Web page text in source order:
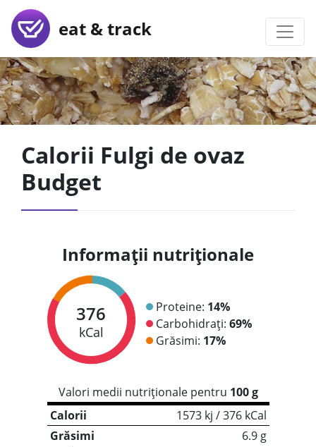
eat & track
Calorii Fulgi de ovaz
Budget
Informații nutriționale
376
kCal
Proteine: 14%
Carbohidrați: 69%
Grăsimi: 17%
Valori medii nutriționale pentru 100 g
Calorii
1573 kj / 376 kCal
Grăsimi
6.9 g